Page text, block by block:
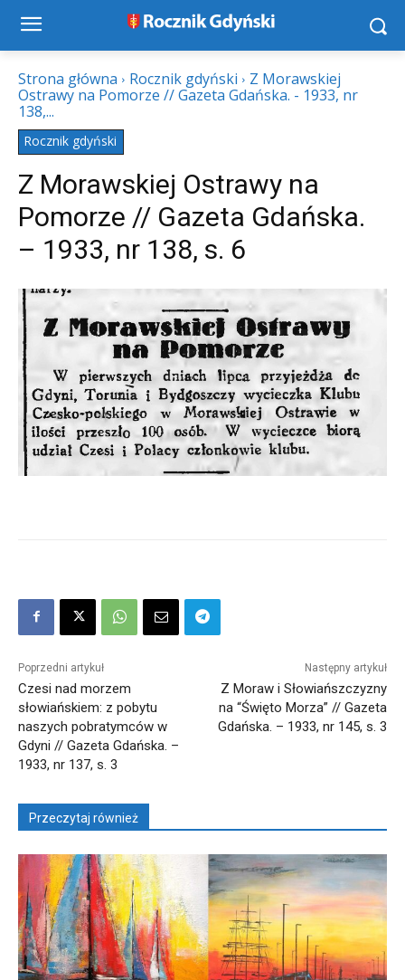
Strona główna Rocznik gdyński
Z Morawskiej
Ostrawy na Pomorze // Gazeta Gdańska. - 1933, nr
138,...
Rocznik gdyński
Z Morawskiej Ostrawy na
Pomorze // Gazeta Gdańska.
– 1933, nr 138, s. 6
Poprzedni artykuł
Czesi nad morzem
słowiańskiem: z pobytu
naszych pobratymców w
Gdyni // Gazeta Gdańska. –
1933, nr 137, s. 3
Następny artykuł
Z Moraw i Słowiańszczyzny
na “Święto Morza” // Gazeta
Gdańska. – 1933, nr 145, s. 3
Przeczytaj również